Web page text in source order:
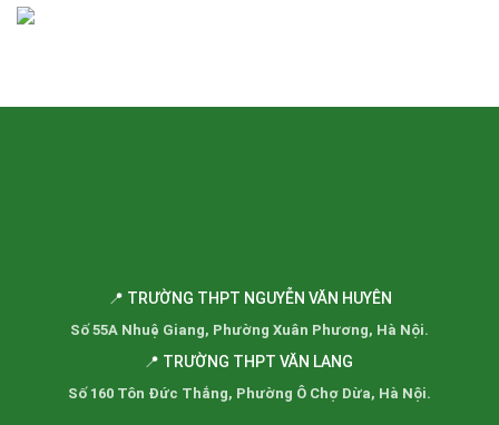
📍 TRƯỜNG THPT NGUYỄN VĂN HUYÊN
Số 55A Nhuệ Giang, Phường Xuân Phương, Hà Nội.
📍 TRƯỜNG THPT VĂN LANG
Số 160 Tôn Đức Thắng, Phường Ô Chợ Dừa, Hà Nội.